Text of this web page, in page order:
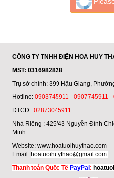
Mẫu Hoa Để Bàn Đẹp.
HDB-006